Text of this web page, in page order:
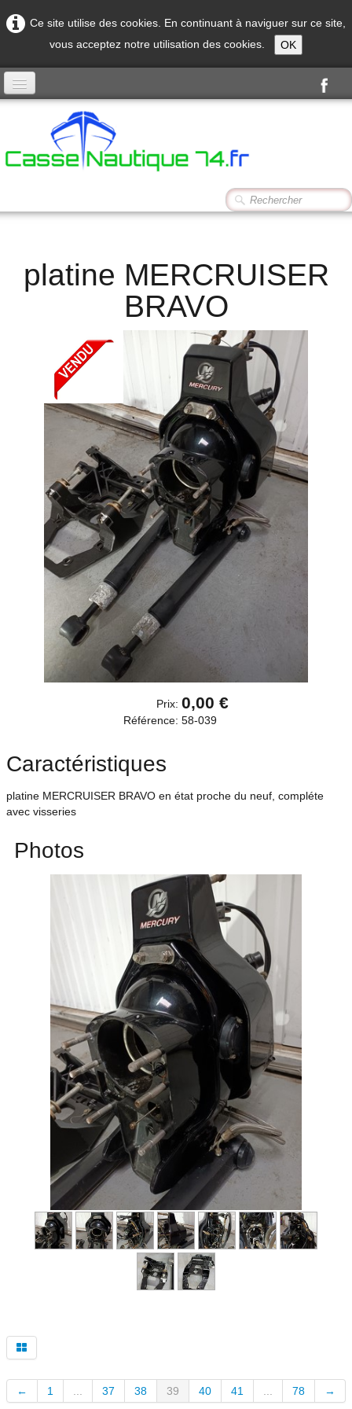
Ce site utilise des cookies. En continuant à naviguer sur ce site,
vous acceptez notre utilisation des cookies.
OK
Produits
platine MERCRUISER
BRAVO
Prix: 0,00 €
Référence: 58-039
Caractéristiques
platine MERCRUISER BRAVO en état proche du neuf, compléte
avec visseries
Photos
← 1 37 38 39 40 41 78 →